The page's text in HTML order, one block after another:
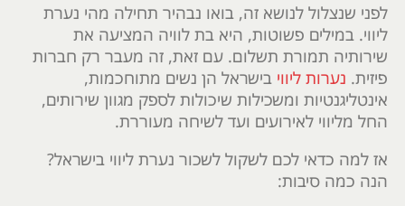
לפני שנצלול לנושא זה, בואו נבהיר תחילה מהי נערת
ליווי. במילים פשוטות, היא בת לוויה המציעה את
שירותיה תמורת תשלום. עם זאת, זה מעבר רק חברות
פיזית. נערות ליווי בישראל הן נשים מתוחכמות,
אינטליגנטיות ומשכילות שיכולות לספק מגוון שירותים,
החל מליווי לאירועים ועד לשיחה מעוררת.
אז למה כדאי לכם לשקול לשכור נערת ליווי בישראל?
הנה כמה סיבות: